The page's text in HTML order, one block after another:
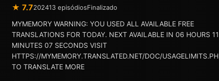
★ 7.7202413 episódiosFinalizado
MYMEMORY WARNING: YOU USED ALL AVAILABLE FREE
TRANSLATIONS FOR TODAY. NEXT AVAILABLE IN 06 HOURS 11
MINUTES 07 SECONDS VISIT
HTTPS://MYMEMORY.TRANSLATED.NET/DOC/
TO TRANSLATE MORE